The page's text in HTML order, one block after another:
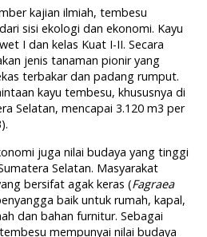
kajian ilmiah, tembesu
sisi ekologi dan ekonomi. Kayu
I dan kelas Kuat I-II. Secara
jenis tanaman pionir yang
terbakar dan padang rumput.
kayu tembesu, khususnya di
Selatan, mencapai 3.120 m3 per
juga nilai budaya yang tinggi
Selatan. Masyarakat
bersifat agak keras (Fagraea
baik untuk rumah, kapal,
dan bahan furnitur. Sebagai
mempunyai nilai budaya